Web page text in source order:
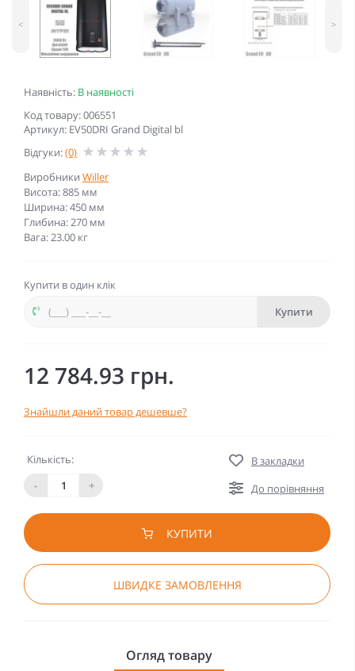
Наявність: В наявності
Код товару: 006551
Артикул: EV50DRI Grand Digital bl
Відгуки:(0)
Виробники Willer
Висота: 885 мм
Ширина: 450 мм
Глибина: 270 мм
Вага: 23.00 кг
< >
Купити в один клік
Купити
12 784.93 грн.
Знайшли даний товар дешевше?
Кількість:
-
+
В закладки
До порівняння
КУПИТИ
ШВИДКЕ ЗАМОВЛЕННЯ
Огляд товару